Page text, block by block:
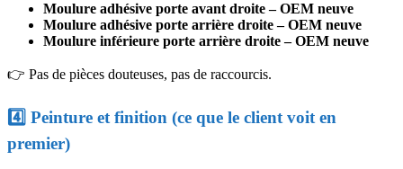
Moulure adhésive porte avant droite – OEM neuve
Moulure adhésive porte arrière droite – OEM neuve
Moulure inférieure porte arrière droite – OEM neuve
👉 Pas de pièces douteuses, pas de raccourcis.
4️⃣ Peinture et finition (ce que le client voit en
premier)